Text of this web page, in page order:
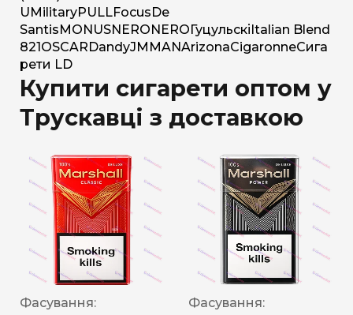
U MilitaryPULLFocus De
Santis MONUSNERO NERO Гуцульскі Italian Blend
821 OSCAR DandyJM MANArizonaCigaronneСига
рети LD
Купити сигарети оптом у
Трускавці з доставкою
Фасування:
Фасування: